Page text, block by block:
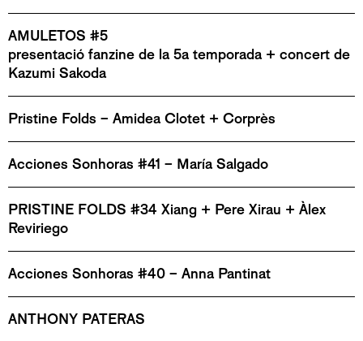
AMULETOS #5
presentació fanzine de la 5a temporada + concert de
Kazumi Sakoda
Pristine Folds – Amidea Clotet + Corprès
Acciones Sonhoras #41 – María Salgado
PRISTINE FOLDS #34 Xiang + Pere Xirau + Àlex
Reviriego
Acciones Sonhoras #40 – Anna Pantinat
ANTHONY PATERAS